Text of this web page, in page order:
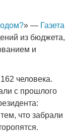
» — Газета
из бюджета,
и
человека.
с прошлого
что забрали